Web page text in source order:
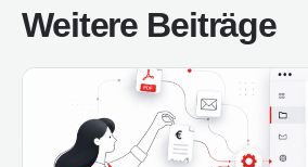
Weitere Beiträge